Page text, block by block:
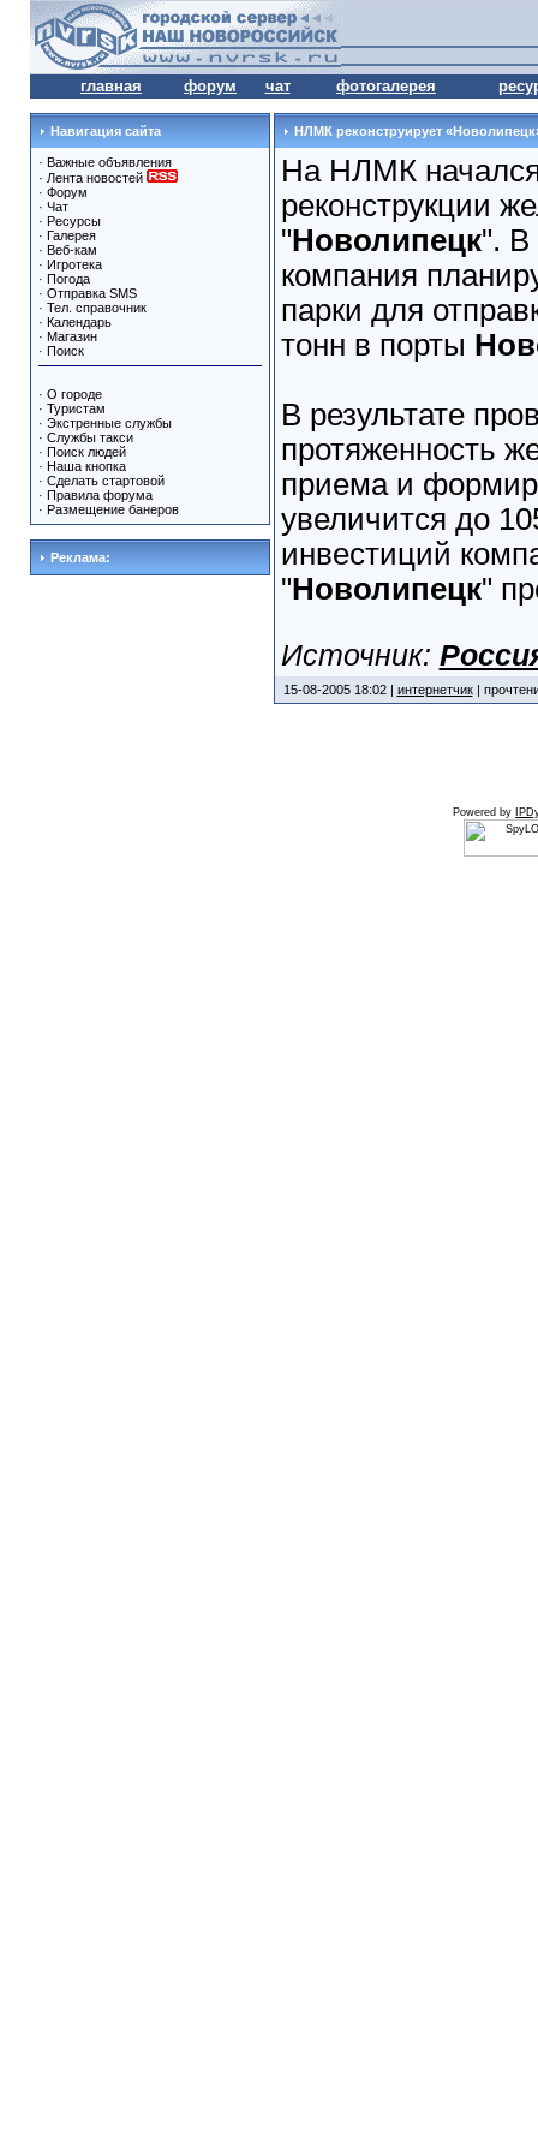
главная форум чат фотогалерея
Навигация сайта
· Важные объявления
· Лента новостей
· Форум
· Чат
· Ресурсы
· Галерея
· Веб-кам
· Игротека
· Погода
· Отправка SMS
· Тел. справочник
· Календарь
· Магазин
· Поиск
· О городе
· Туристам
· Экстренные службы
· Службы такси
· Поиск людей
· Наша кнопка
· Сделать стартовой
· Правила форума
· Размещение банеров
Реклама:
НЛМК реконструирует
На НЛМК
реконструкции
"Новолипецк". В
компания
парки для
тонн в порты
В результате
протяженность
приема и
увеличится до
инвестиций
"Новолипецк"
Источник:
15-08-2005 18:02 | интернетчик|
Powered by